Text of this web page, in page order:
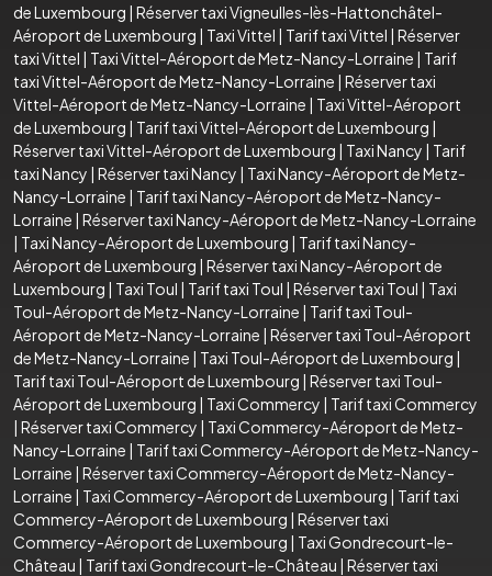
de Luxembourg | Réserver taxi Vigneulles-lès-Hattonchâtel-
Aéroport de Luxembourg | Taxi Vittel | Tarif taxi Vittel | Réserver
taxi Vittel | Taxi Vittel-Aéroport de Metz-Nancy-Lorraine | Tarif
taxi Vittel-Aéroport de Metz-Nancy-Lorraine | Réserver taxi
Vittel-Aéroport de Metz-Nancy-Lorraine | Taxi Vittel-Aéroport
de Luxembourg | Tarif taxi Vittel-Aéroport de Luxembourg |
Réserver taxi Vittel-Aéroport de Luxembourg | Taxi Nancy | Tarif
taxi Nancy | Réserver taxi Nancy | Taxi Nancy-Aéroport de Metz-
Nancy-Lorraine | Tarif taxi Nancy-Aéroport de Metz-Nancy-
Lorraine | Réserver taxi Nancy-Aéroport de Metz-Nancy-Lorraine
| Taxi Nancy-Aéroport de Luxembourg | Tarif taxi Nancy-
Aéroport de Luxembourg | Réserver taxi Nancy-Aéroport de
Luxembourg | Taxi Toul | Tarif taxi Toul | Réserver taxi Toul | Taxi
Toul-Aéroport de Metz-Nancy-Lorraine | Tarif taxi Toul-
Aéroport de Metz-Nancy-Lorraine | Réserver taxi Toul-Aéroport
de Metz-Nancy-Lorraine | Taxi Toul-Aéroport de Luxembourg |
Tarif taxi Toul-Aéroport de Luxembourg | Réserver taxi Toul-
Aéroport de Luxembourg | Taxi Commercy | Tarif taxi Commercy
| Réserver taxi Commercy | Taxi Commercy-Aéroport de Metz-
Nancy-Lorraine | Tarif taxi Commercy-Aéroport de Metz-Nancy-
Lorraine | Réserver taxi Commercy-Aéroport de Metz-Nancy-
Lorraine | Taxi Commercy-Aéroport de Luxembourg | Tarif taxi
Commercy-Aéroport de Luxembourg | Réserver taxi
Commercy-Aéroport de Luxembourg | Taxi Gondrecourt-le-
Château | Tarif taxi Gondrecourt-le-Château | Réserver taxi